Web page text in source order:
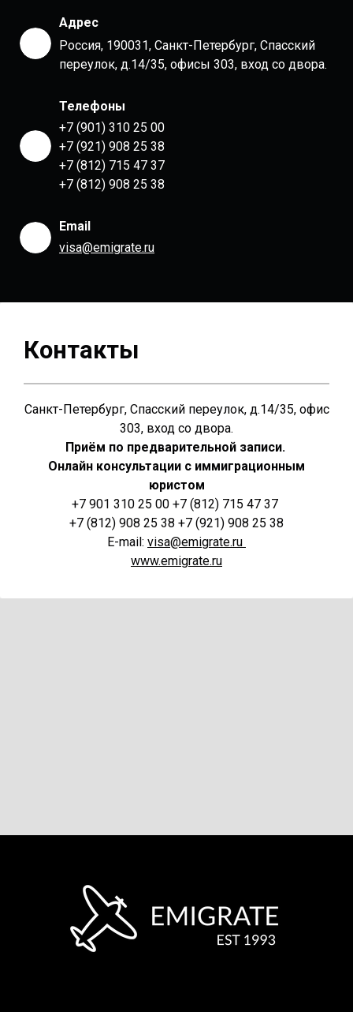
Адрес
Россия, 190031, Санкт-Петербург, Спасский
переулок, д.14/35, офисы 303, вход со двора.
Телефоны
+7 (901) 310 25 00
+7 (921) 908 25 38
+7 (812) 715 47 37
+7 (812) 908 25 38
Email
visa@emigrate.ru
Контакты
Санкт-Петербург, Спасский переулок, д.14/35, офис
303, вход со двора.
Приём по предварительной записи.
Онлайн консультации с иммиграционным
юристом
+7 901 310 25 00 +7 (812) 715 47 37
+7 (812) 908 25 38 +7 (921) 908 25 38
E-mail: visa@emigrate.ru
www.emigrate.ru